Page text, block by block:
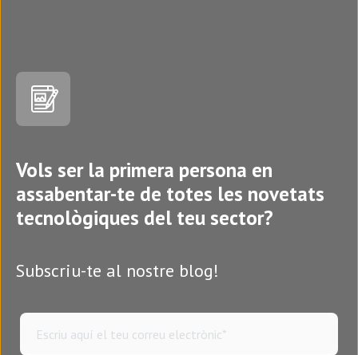
Vols ser la primera persona en
assabentar-te de totes les novetats
tecnològiques del teu sector?
Subscriu-te al nostre blog!